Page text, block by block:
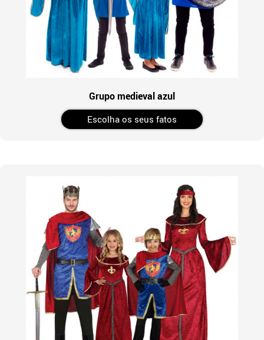
Grupo medieval azul
Escolha os seus fatos